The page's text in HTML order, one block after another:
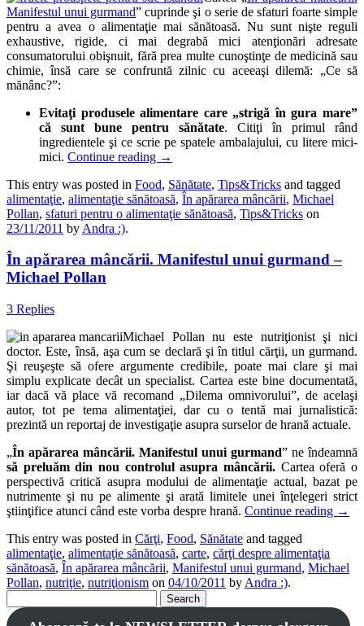
Manifestul unui gurmand” cuprinde şi o serie de sfaturi foarte simple
pentru a avea o alimentaţie mai sănătoasă. Nu sunt nişte reguli
exhaustive, rigide, ci mai degrabă mici atenţionări adresate
consumatorului obişnuit, fără prea multe cunoştinţe de medicină sau
chimie, însă care se confruntă zilnic cu aceeaşi dilemă: „Ce să
mănânc?”:
Evitaţi produsele alimentare care „strigă în gura mare”
că sunt bune pentru sănătate. Citiţi în primul rând
ingredientele şi ce scrie pe spatele ambalajului, cu litere mici-
mici. Continue reading →
This entry was posted in Food, Sănătate, Tips&Tricks and tagged
alimentaţie, alimentaţie sănătoasă, În apărarea mâncării, Michael
Pollan, sfaturi pentru o alimentaţie sănătoasă, Tips&Tricks on
23/11/2011 by Andra :).
În apărarea mâncării. Manifestul unui gurmand –
Michael Pollan
3 Replies
Michael Pollan nu este nutriţionist şi nici
doctor. Este, însă, aşa cum se declară şi în titlul cărţii, un gurmand.
Şi reuşeşte să ofere argumente credibile, poate mai clare şi mai
simplu explicate decât un specialist. Cartea este bine documentată,
iar dacă vă place vă recomand „Dilema omnivorului”, de acelaşi
autor, tot pe tema alimentaţiei, dar cu o tentă mai jurnalistică:
prezintă un reportaj de investigaţie asupra surselor de hrană actuale.
„În apărarea mâncării. Manifestul unui gurmand” ne îndeamnă
să preluăm din nou controlul asupra mâncării. Cartea oferă o
perspectivă critică asupra modului de alimentaţie actual, bazat pe
nutrimente şi nu pe alimente şi arată limitele unei înţelegeri strict
ştiinţifice atunci când este vorba despre hrană. Continue reading →
This entry was posted in Cărţi, Food, Sănătate and tagged
alimentaţie, alimentaţie sănătoasă, carte, cărţi despre alimentaţia
sănătoasă, În apărarea mâncării, Manifestul unui gurmand, Michael
Pollan, nutriţie, nutriţionism on 04/10/2011 by Andra :).
for: